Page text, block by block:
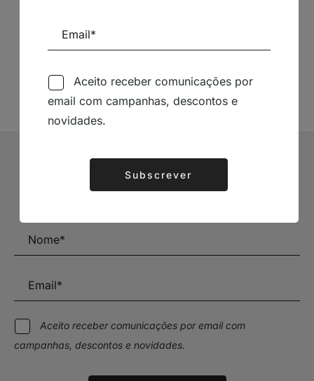
Siga-nos nas Redes Sociais
Subscrever Newsletter
Aceito receber comunicações por email com
campanhas, descontos e novidades.
Aceito receber comunicações por
email com campanhas, descontos e
novidades.
Subscrever